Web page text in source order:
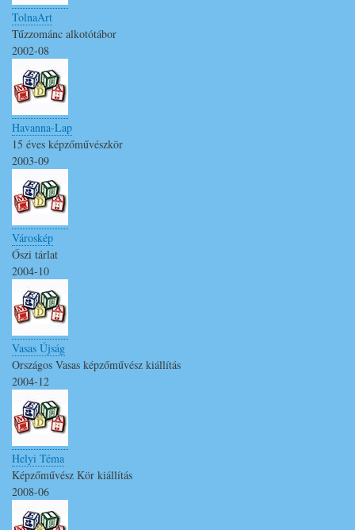
TolnaArt
Tűzzománc alkotótábor
2002-08
Havanna-Lap
15 éves képzőművészkör
2003-09
Városkép
Őszi tárlat
2004-10
Vasas Újság
Országos Vasas képzőművész kiállítás
2004-12
Helyi Téma
Képzőművész Kör kiállítás
2008-06